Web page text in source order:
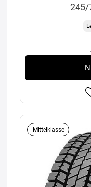
245/
Mittelklasse